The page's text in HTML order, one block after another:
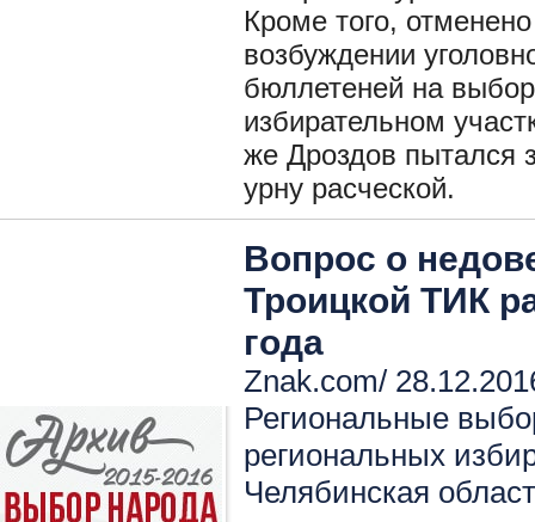
Кроме того,
возбуждении
бюллетеней на
избирательном
же Дроздов пытался
урну расческой.
Вопрос о
Троицкой ТИК
года
Znak.com/
Региональные
региональных
Челябинская